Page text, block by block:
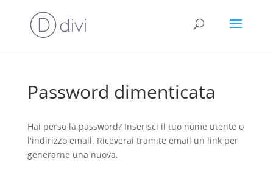
Password dimenticata
Hai perso la password? Inserisci il tuo nome utente o
l'indirizzo email. Riceverai tramite email un link per
generarne una nuova.